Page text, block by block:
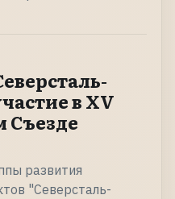
в XV
развития
"Северсталь-